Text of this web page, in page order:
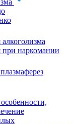
при наркомании